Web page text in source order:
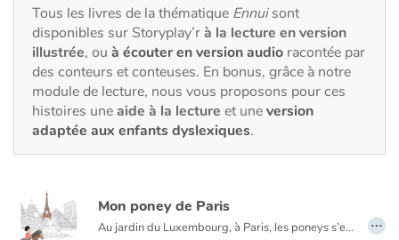
Tester gratuitement
Bibliothèque
Prix
Contes d'ici et d'ailleurs
Tous les livres de la thématique Ennuisont
disponibles sur Storyplay’rà la lecture en version
illustrée, ou à écouter en version audio racontée par
des conteurs et conteuses. En bonus, grâce à notre
module de lecture, nous vous proposons pour ces
histoires uneaide à la lecture et uneversion
adaptée aux enfants dyslexiques.
Mon poney de Paris
Au jardin du Luxembourg, à Paris, les poneys s’ennuient. Il a neigé. Le parc est presque désert. Enfin, une petite fille arrive… Un poney un brin espiègle et une petite fille curieuse partent à la découverte de Paris et de ses trésors.
…